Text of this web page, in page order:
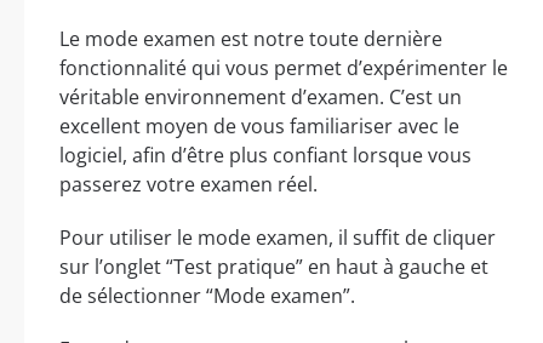
Le mode examen est notre toute dernière
fonctionnalité qui vous permet d’expérimenter le
véritable environnement d’examen. C’est un
excellent moyen de vous familiariser avec le
logiciel, afin d’être plus confiant lorsque vous
passerez votre examen réel.
Pour utiliser le mode examen, il suffit de cliquer
sur l’onglet “Test pratique” en haut à gauche et
de sélectionner “Mode examen”.